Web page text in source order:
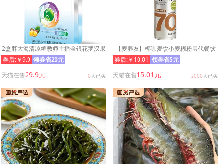
2盒胖大海清凉糖教师主播金银花罗汉果
西瓜爽多种清凉糖果可选
券后:￥9.9 领券省20元
天猫在售29.9元 0 人已买
【麦养友】椰咖麦饮小麦糊粉层代餐饮
料学生早餐谷物食品饮品整箱
券后:￥10.01 领券省5元
天猫在售15.01元 2000 人已买